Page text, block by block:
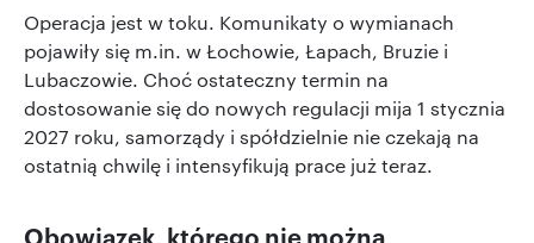
Operacja jest w toku. Komunikaty o wymianach
pojawiły się m.in. w Łochowie, Łapach, Bruzie i
Lubaczowie. Choć ostateczny termin na
dostosowanie się do nowych regulacji mija 1 stycznia
2027 roku, samorządy i spółdzielnie nie czekają na
ostatnią chwilę i intensyfikują prace już teraz.
Obowiązek, którego nie można